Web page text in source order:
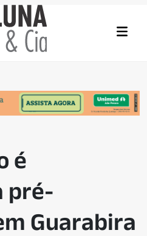
é
pré-
Guarabira